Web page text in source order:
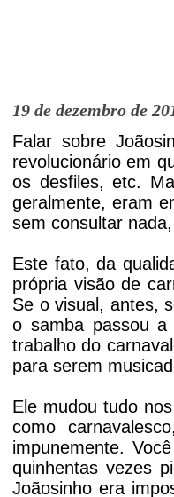
19 de dezembro de
Falar sobre
revolucionário em
os desfiles, etc.
geralmente, eram
sem consultar
Este fato, da
própria visão de
Se o visual, antes,
o samba passou a
trabalho do
para serem
Ele mudou tudo
como
impunemente.
quinhentas vezes
Joãosinho era